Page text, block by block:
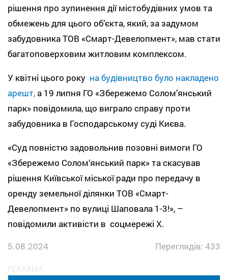
рішення про зупинення дії містобудівних умов та
обмежень для цього об’єкта, який, за задумом
забудовника ТОВ «Смарт-Девелопмент», мав стати
багатоповерховим житловим комплексом.
У квітні цього року на будівництво було накладено
арешт, а 19 липня ГО «Збережемо Солом’янський
парк» повідомила, що виграло справу проти
забудовника в Господарському суді Києва.
«Суд повністю задовольнив позовні вимоги ГО
«Збережемо Солом‘янський парк» та скасував
рішення Київської міської ради про передачу в
оренду земельної ділянки ТОВ «Смарт-
Девелопмент» по вулиці Шаповала 1-3!», –
повідомили активісти в соцмережі X.
5.08.2024
Переглядів: 433